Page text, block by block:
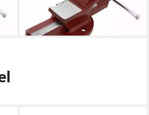
194,95 €
lieferbar - in 2-3 Werktagen bei dir